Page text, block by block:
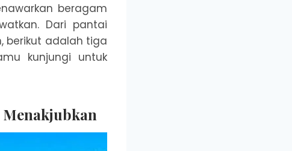
beragam
Dari pantai
berikut adalah tiga
kunjungi untuk